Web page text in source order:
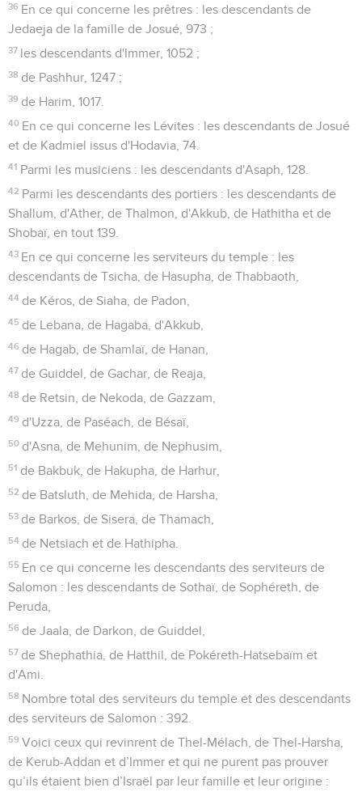
36 En ce qui concerne les prêtres : les descendants de
Jedaeja de la famille de Josué, 973 ;
37 les descendants d'Immer, 1052 ;
38 de Pashhur, 1247 ;
39 de Harim, 1017.
40 En ce qui concerne les Lévites : les descendants de Josué
et de Kadmiel issus d'Hodavia, 74.
41 Parmi les musiciens : les descendants d'Asaph, 128.
42 Parmi les descendants des portiers : les descendants de
Shallum, d'Ather, de Thalmon, d'Akkub, de Hathitha et de
Shobaï, en tout 139.
43 En ce qui concerne les serviteurs du temple : les
descendants de Tsicha, de Hasupha, de Thabbaoth,
44 de Kéros, de Siaha, de Padon,
45 de Lebana, de Hagaba, d'Akkub,
46 de Hagab, de Shamlaï, de Hanan,
47 de Guiddel, de Gachar, de Reaja,
48 de Retsin, de Nekoda, de Gazzam,
49 d'Uzza, de Paséach, de Bésaï,
50 d'Asna, de Mehunim, de Nephusim,
51 de Bakbuk, de Hakupha, de Harhur,
52 de Batsluth, de Mehida, de Harsha,
53 de Barkos, de Sisera, de Thamach,
54 de Netsiach et de Hathipha.
55 En ce qui concerne les descendants des serviteurs de
Salomon : les descendants de Sothaï, de Sophéreth, de
Peruda,
56 de Jaala, de Darkon, de Guiddel,
57 de Shephathia, de Hatthil, de Pokéreth-Hatsebaïm et
d'Ami.
58 Nombre total des serviteurs du temple et des descendants
des serviteurs de Salomon : 392.
59 Voici ceux qui revinrent de Thel-Mélach, de Thel-Harsha,
de Kerub-Addan et d’Immer et qui ne purent pas prouver
qu’ils étaient bien d’Israël par leur famille et leur origine :